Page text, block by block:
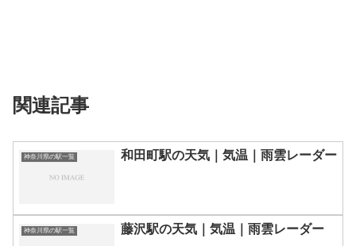
関連記事
神奈川県の駅一覧 和田町駅の天気｜気温｜雨雲レーダー
神奈川県の駅一覧 藤沢駅の天気｜気温｜雨雲レーダー